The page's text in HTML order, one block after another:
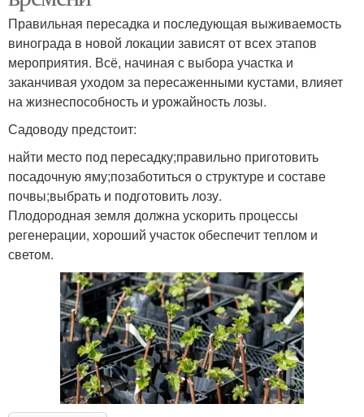
Правильная пересадка и последующая выживаемость
винограда в новой локации зависят от всех этапов
мероприятия. Всё, начиная с выбора участка и
заканчивая уходом за пересаженными кустами, влияет
на жизнеспособность и урожайность лозы.
Садоводу предстоит:
найти место под пересадку;правильно приготовить
посадочную яму;позаботиться о структуре и составе
почвы;выбрать и подготовить лозу.
Плодородная земля должна ускорить процессы
регенерации, хороший участок обеспечит теплом и
светом.